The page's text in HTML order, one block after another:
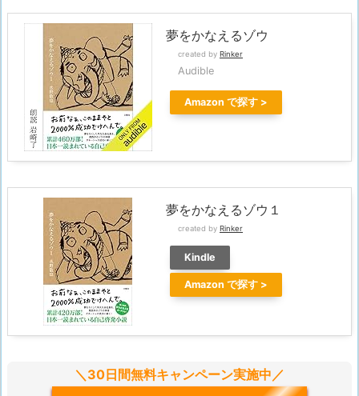
夢をかなえるゾウ
created by Rinker
Audible
Amazon
夢をかなえるゾウ１
created by Rinker
Kindle
Amazon
＼30日間無料キャンペーン実施中／